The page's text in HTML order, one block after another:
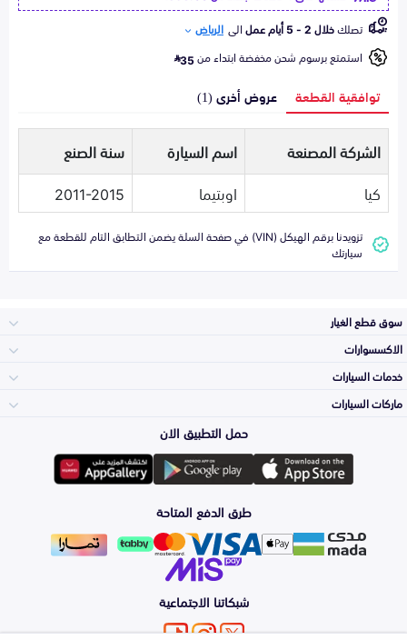
تصلكخلال 2 - 5 أيام عمل الى الرياض
استمتع برسوم شحن مخفضة ابتداء من35
توافقية القطعة عروض أخرى (1)
الشركة المصنعة اسم السيارة
سنة الصنع
كيا
اوبتيما 2011-2015
تزويدنا برقم الهيكل (VIN) في صفحة السلة يضمن التطابق التام للقطعة مع
سيارتك
سوق قطع الغيار
المكائن، القيرات
وملحقاتها
الشمعات
والاصطبات (الاضاءة)
الفرامل والأقمشة
الاكسسوارات
لوازم الرحلات
اكسسوارات العناية
الزيوت و السوائل
خدمات السيارات
الأكثر مبيعاً
التلميع والعناية
ماركات السيارات
تويوتا
هيونداي
كيا
حمل التطبيق الان
طرق الدفع المتاحة
شبكاتنا الاجتماعية